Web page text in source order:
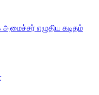
அமைச்சர் எழுதிய கடிதம்